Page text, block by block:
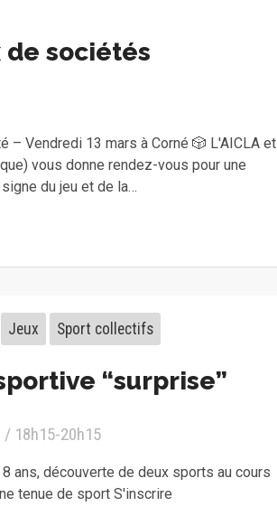
sociétés
– Vendredi 13 mars à Corné 🎲 L'AICLA et
vous donne rendez-vous pour une
du jeu et de la…
Jeux Sport collectifs
“surprise”
18h15-20h15
ans, découverte de deux sports au cours
tenue de sport S'inscrire